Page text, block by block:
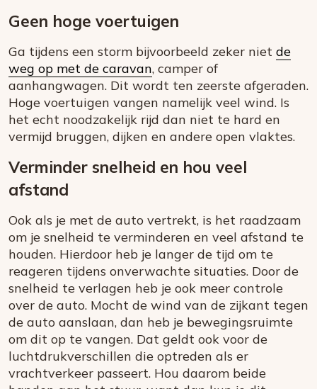
Geen hoge voertuigen
Ga tijdens een storm bijvoorbeeld zeker niet de
weg op met de caravan, camper of
aanhangwagen. Dit wordt ten zeerste afgeraden.
Hoge voertuigen vangen namelijk veel wind. Is
het echt noodzakelijk rijd dan niet te hard en
vermijd bruggen, dijken en andere open vlaktes.
Verminder snelheid en hou veel
afstand
Ook als je met de auto vertrekt, is het raadzaam
om je snelheid te verminderen en veel afstand te
houden. Hierdoor heb je langer de tijd om te
reageren tijdens onverwachte situaties. Door de
snelheid te verlagen heb je ook meer controle
over de auto. Mocht de wind van de zijkant tegen
de auto aanslaan, dan heb je bewegingsruimte
om dit op te vangen. Dat geldt ook voor de
luchtdrukverschillen die optreden als er
vrachtverkeer passeert. Hou daarom beide